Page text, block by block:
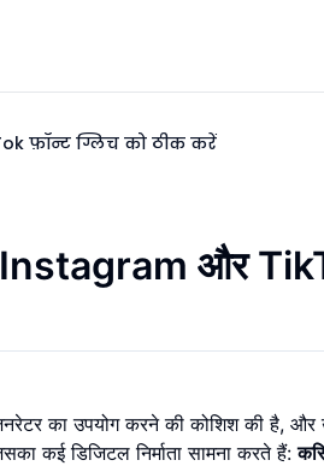
फ़ॉन्ट ग्लिच को ठीक करें
Instagram और
का उपयोग करने की कोशिश की है, और
कई डिजिटल निर्माता सामना करते हैं: